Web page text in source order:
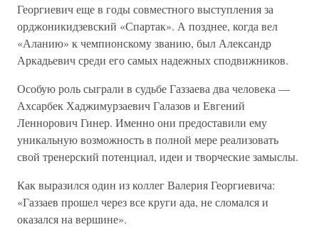
Георгиевич еще в годы совместного выступления за
орджоникидзевский «Спартак». А позднее, когда вел
«Аланию» к чемпионскому званию, был Александр
Аркадьевич среди его самых надежных сподвижников.
Особую роль сыграли в судьбе Газзаева два человека —
Ахсарбек Хаджимурзаевич Галазов и Евгений
Леннорович Гинер. Именно они предоставили ему
уникальную возможность в полной мере реализовать
свой тренерский потенциал, идеи и творческие замыслы.
Как выразился один из коллег Валерия Георгиевича:
«Газзаев прошел через все круги ада, не сломался и
оказался на вершине».